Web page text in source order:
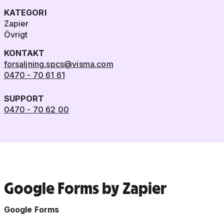
KATEGORI
Zapier
Övrigt
KONTAKT
forsaljning.spcs@visma.com
0470 - 70 61 61
SUPPORT
0470 - 70 62 00
Google Forms by Zapier
Google Forms